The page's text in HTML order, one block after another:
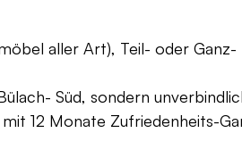
aller Art), Teil- oder
Süd, sondern
12 Monate Zufriedenheits-